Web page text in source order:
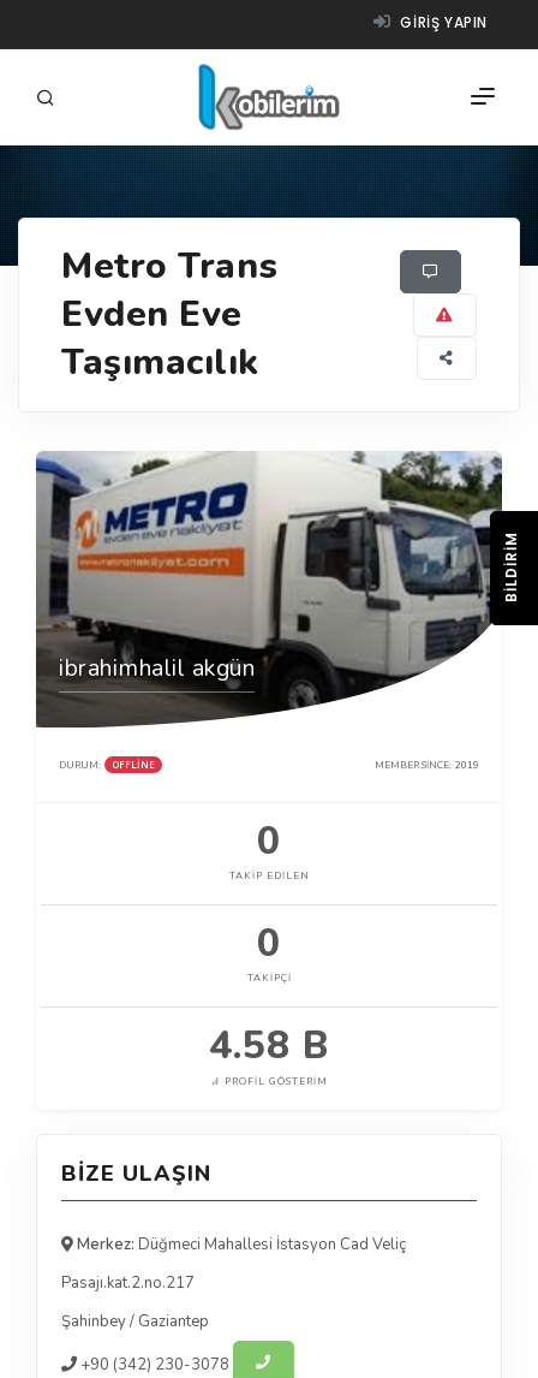
GIRIŞ YAPIN
ÜRÜNLER
YARDIM
Metro Trans
Evden Eve
Taşımacılık
ibrahimhalil akgün
DURUM: OFFLINE MEMBER SINCE: 2019
0
TAKIP EDILEN
0
TAKIPÇI
4.58 B
PROFIL GÖSTERIM
BIZE ULAŞIN
Merkez: Düğmeci Mahallesi İstasyon Cad Veliç
Pasajı.kat.2.no.217
Şahinbey/ Gaziantep
+90 (342) 230-3078
BILDIRIM